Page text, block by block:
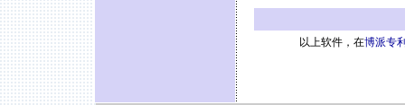
以上软件，在博派专